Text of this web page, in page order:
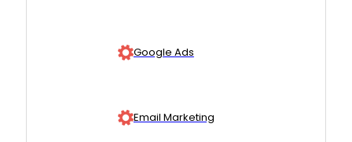
Google Ads
Email Marketing